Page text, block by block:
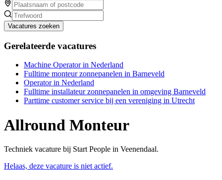
Vacatures zoeken
Gerelateerde vacatures
Machine Operator in Nederland
Fulltime monteur zonnepanelen in Barneveld
Operator in Nederland
Fulltime installateur zonnepanelen in omgeving Barneveld
Parttime customer service bij een vereniging in Utrecht
Allround Monteur
Techniek vacature bij Start People in Veenendaal.
Helaas, deze vacature is niet actief.